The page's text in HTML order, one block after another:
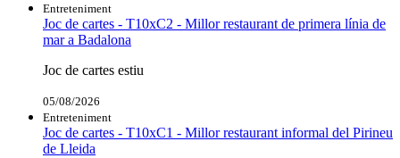
Entreteniment
Joc de cartes - T10xC2 - Millor restaurant de primera línia de
mar a Badalona
Joc de cartes estiu
05/08/2026
Entreteniment
Joc de cartes - T10xC1 - Millor restaurant informal del Pirineu
de Lleida